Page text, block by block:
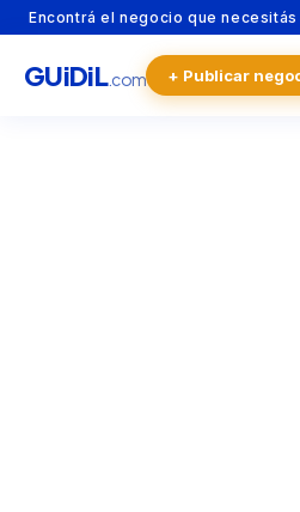
Encontrá el negocio que necesitás
GUiDiL.com + Publicar